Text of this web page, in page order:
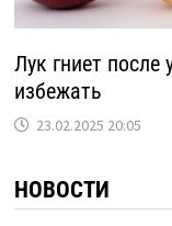
Лук гниет после
избежать
23.02.2025 20:05
НОВОСТИ